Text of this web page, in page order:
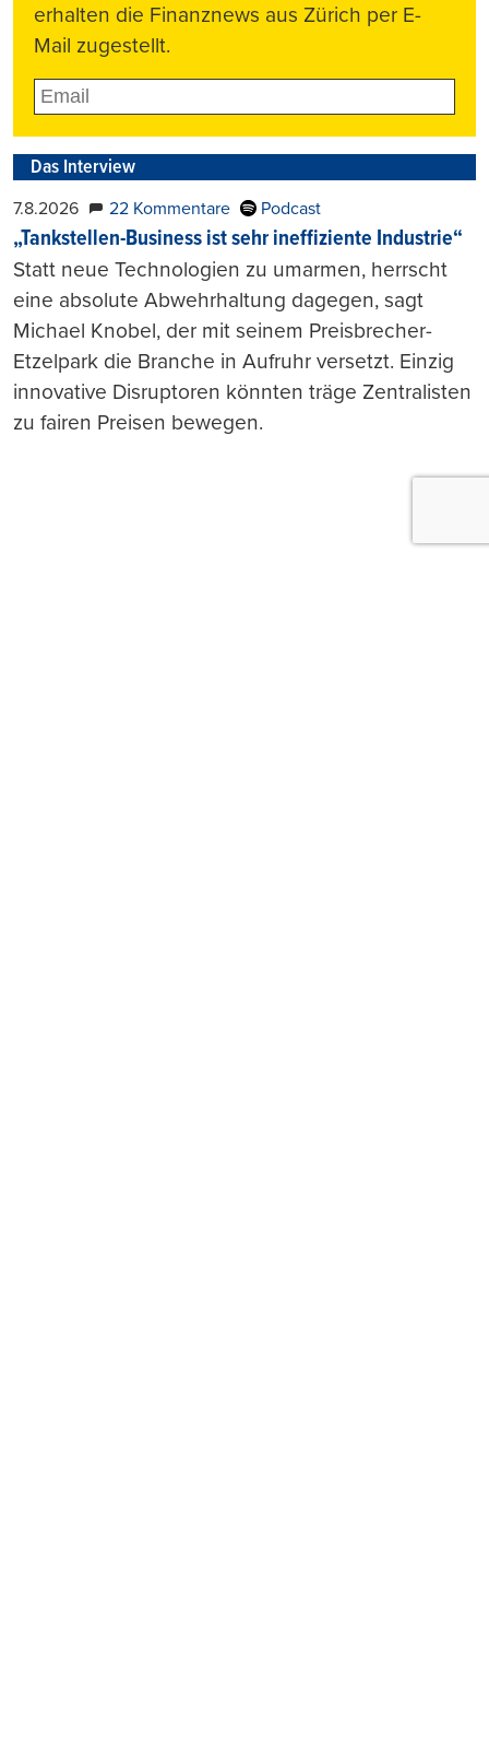
erhalten die Finanznews aus Zürich per E-
Mail zugestellt.
Das Interview
7.8.2026 22 Kommentare Podcast
„Tankstellen-Business ist sehr ineffiziente Industrie“
Statt neue Technologien zu umarmen, herrscht
eine absolute Abwehrhaltung dagegen, sagt
Michael Knobel, der mit seinem Preisbrecher-
Etzelpark die Branche in Aufruhr versetzt. Einzig
innovative Disruptoren könnten träge Zentralisten
zu fairen Preisen bewegen.